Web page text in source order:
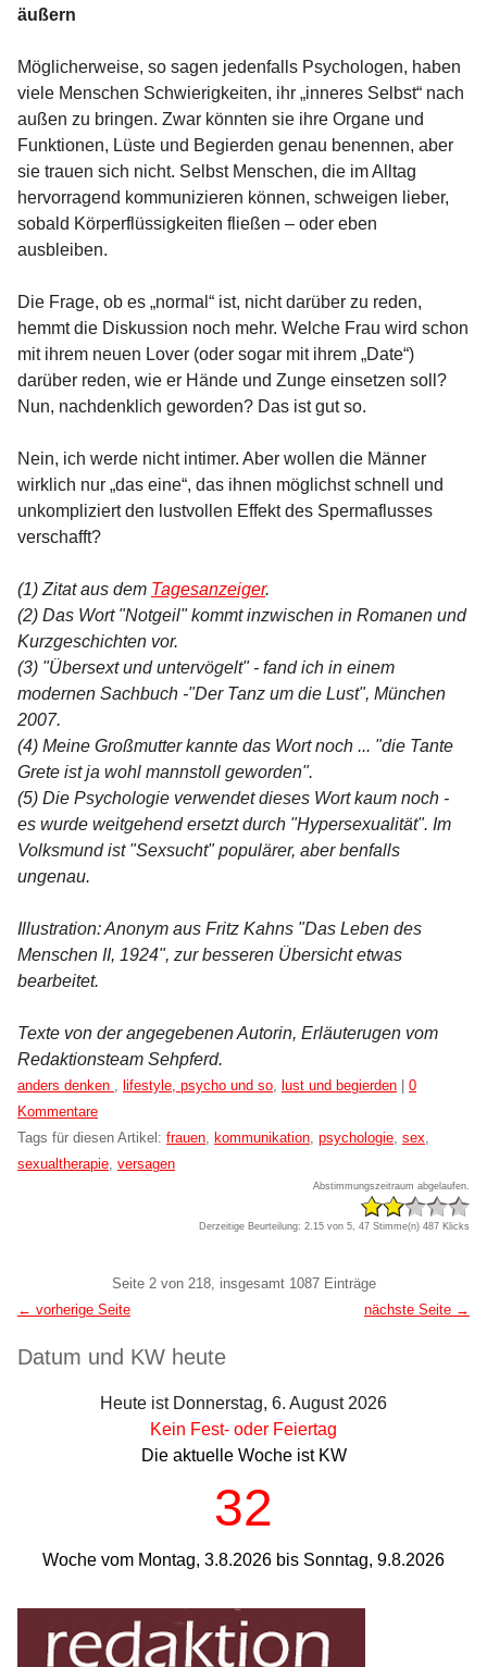
äußern
Möglicherweise, so sagen jedenfalls Psychologen, haben
viele Menschen Schwierigkeiten, ihr „inneres Selbst“ nach
außen zu bringen. Zwar könnten sie ihre Organe und
Funktionen, Lüste und Begierden genau benennen, aber
sie trauen sich nicht. Selbst Menschen, die im Alltag
hervorragend kommunizieren können, schweigen lieber,
sobald Körperflüssigkeiten fließen – oder eben
ausbleiben.
Die Frage, ob es „normal“ ist, nicht darüber zu reden,
hemmt die Diskussion noch mehr. Welche Frau wird schon
mit ihrem neuen Lover (oder sogar mit ihrem „Date“)
darüber reden, wie er Hände und Zunge einsetzen soll?
Nun, nachdenklich geworden? Das ist gut so.
Nein, ich werde nicht intimer. Aber wollen die Männer
wirklich nur „das eine“, das ihnen möglichst schnell und
unkompliziert den lustvollen Effekt des Spermaflusses
verschafft?
(1) Zitat aus dem Tagesanzeiger.
(2) Das Wort "Notgeil" kommt inzwischen in Romanen und
Kurzgeschichten vor.
(3) "Übersext und untervögelt" - fand ich in einem
modernen Sachbuch -"Der Tanz um die Lust", München
2007.
(4) Meine Großmutter kannte das Wort noch ... "die Tante
Grete ist ja wohl mannstoll geworden".
(5) Die Psychologie verwendet dieses Wort kaum noch -
es wurde weitgehend ersetzt durch "Hypersexualität". Im
Volksmund ist "Sexsucht" populärer, aber benfalls
ungenau.
Illustration: Anonym aus Fritz Kahns "Das Leben des
Menschen II, 1924", zur besseren Übersicht etwas
bearbeitet.
Texte von der angegebenen Autorin, Erläuterugen vom
Redaktionsteam Sehpferd.
Kategorien:
anders denken , lifestyle, psycho und so, lust und begierden
0
Kommentare
Tags für diesen Artikel: frauen, kommunikation, psychologie, sex,
sexualtherapie, versagen
Abstimmungszeitraum abgelaufen.
Derzeitige Beurteilung: 2.15 von 5, 47 Stimme(n) 487 Klicks
PaginationSeite 2 von 218, insgesamt 1087 Einträge
← vorherige Seite
nächste Seite →
Seitenleiste
Datum und KW heute
Heute ist Donnerstag, 6. August 2026
Kein Fest- oder Feiertag
Die aktuelle Woche ist KW
32
Woche vom Montag, 3.8.2026 bis Sonntag, 9.8.2026